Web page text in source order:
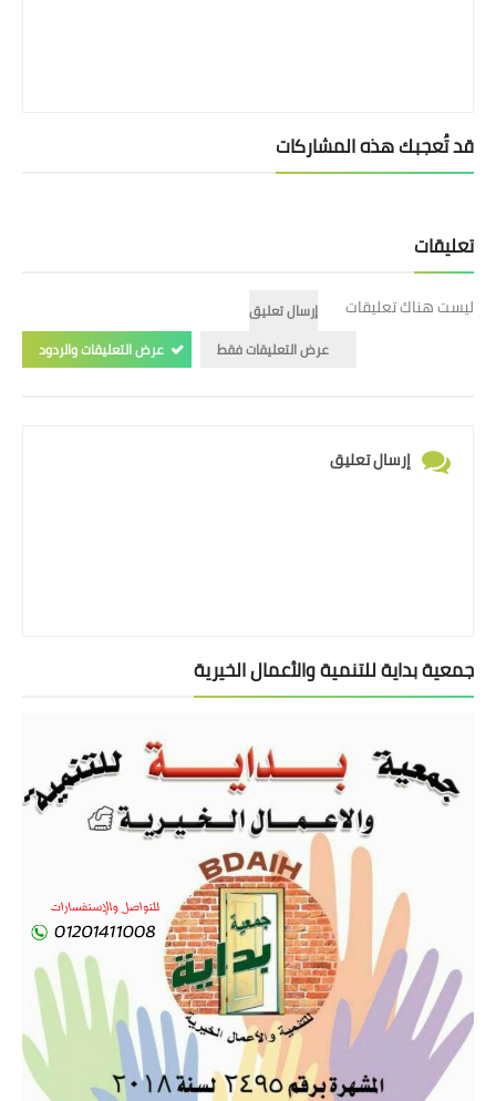
قد تُعجبك هذه المشاركات
تعليقات
ليست هناك تعليقات
إرسال تعليق
عرض التعليقات فقط
عرض التعليقات والردود
إرسال تعليق
جمعية بداية للتنمية والأعمال الخيرية